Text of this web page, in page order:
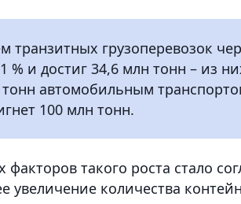
транзитных грузоперевозок
% и достиг 34,6 млн тонн – из
автомобильным
100 млн тонн.
такого роста стало
увеличение количества